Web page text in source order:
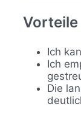
Ich
Ich
Die